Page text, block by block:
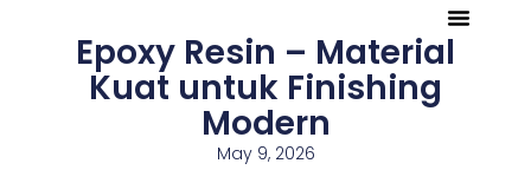
Epoxy Resin – Material
Kuat untuk Finishing
Modern
May 9, 2026